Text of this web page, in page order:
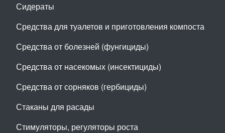
Сидераты
Средства для туалетов и приготовления компоста
Средства от болезней (фунгициды)
Средства от насекомых (инсектициды)
Средства от сорняков (гербициды)
Стаканы для расады
Стимуляторы, регуляторы роста